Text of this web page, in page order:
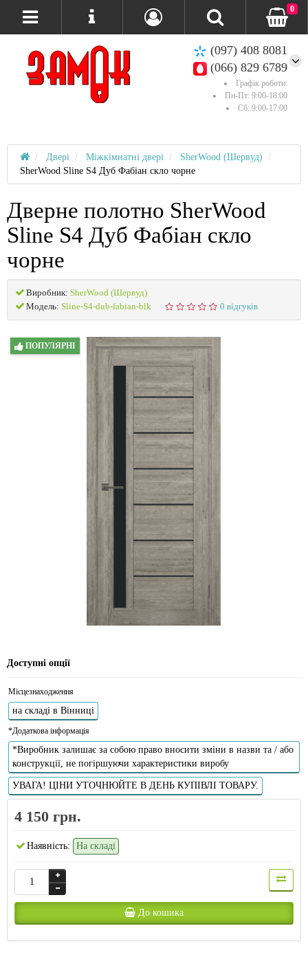
(097) 408 8081
(066) 829 6789
Графік роботи:
Пн-Пт: 9:00-18:00
Сб: 9:00-17:00
0
Двері Міжкімнатні двері
SherWood (Шервуд)
SherWood Sline S4 Дуб Фабіан скло чорне
Дверне полотно SherWood
Sline S4 Дуб Фабіан скло
чорне
Виробник: SherWood (Шервуд)
Модель: Sline-S4-dub-fabian-blk 0 відгуків
ПОПУЛЯРНІ
Доступні опції
Місцезнаходження
на складі в Вінниці
*Додаткова інформація
*Виробник залишає за собою право вносити зміни в назви та / або
конструкції, не погіршуючи характеристики виробу
УВАГА! ЦІНИ УТОЧНЮЙТЕ В ДЕНЬ КУПІВЛІ ТОВАРУ.
4 150 грн.
Наявність: На складі
До кошика